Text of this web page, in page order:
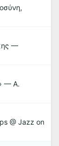
—
— Α.
@ Jazz on